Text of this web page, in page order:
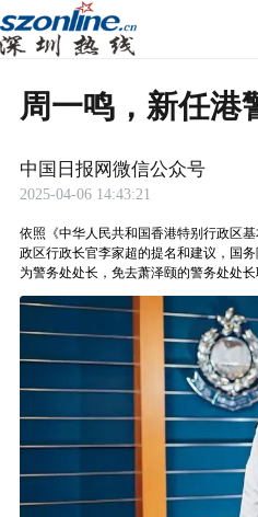
周一鸣，新任港
中国日报网微信公众号
2025-04-06 14:43:21
依照《中华人民共和国香港特别行政区
政区行政长官李家超的提名和建议，国
为警务处处长，免去萧泽颐的警务处处长